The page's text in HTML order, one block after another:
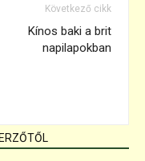
Következő cikk
Kínos baki a brit
napilapokban